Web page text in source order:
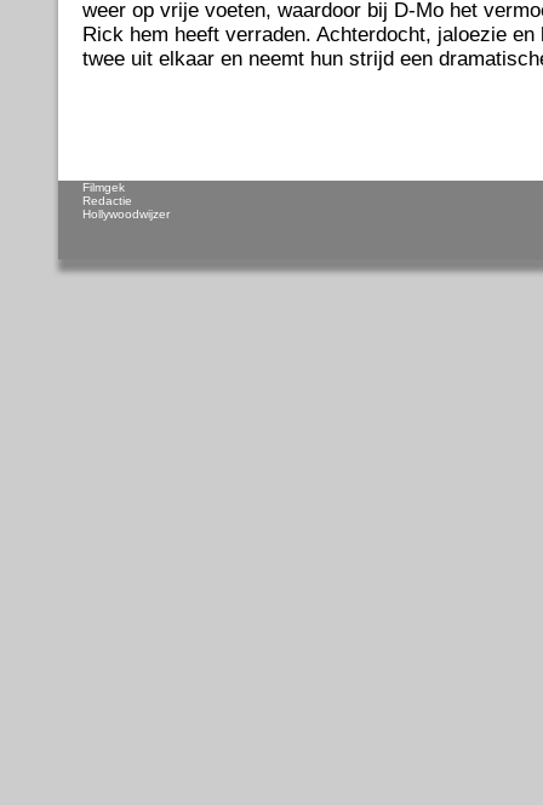
weer op vrije voeten, waardoor bij D-Mo het
Rick hem heeft verraden. Achterdocht, jaloezie en
twee uit elkaar en neemt hun strijd een
Filmgek
Redactie
Hollywoodwijzer